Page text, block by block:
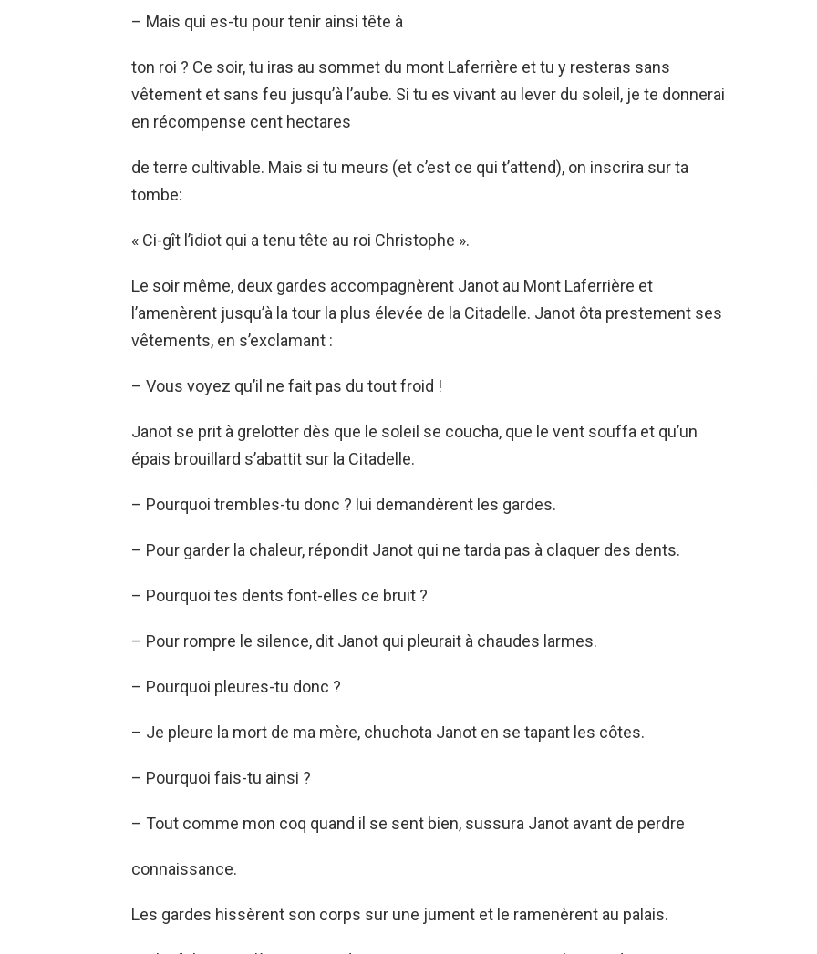
– Mais qui es-tu pour tenir ainsi tête à
ton roi ? Ce soir, tu iras au sommet du mont Laferrière et tu y resteras sans
vêtement et sans feu jusqu’à l’aube. Si tu es vivant au lever du soleil, je te donnerai
en récompense cent hectares
de terre cultivable. Mais si tu meurs (et c’est ce qui t’attend), on inscrira sur ta
tombe:
« Ci-gît l’idiot qui a tenu tête au roi Christophe ».
Le soir même, deux gardes accompagnèrent Janot au Mont Laferrière et
l’amenèrent jusqu’à la tour la plus élevée de la Citadelle. Janot ôta prestement ses
vêtements, en s’exclamant :
– Vous voyez qu’il ne fait pas du tout froid !
Janot se prit à grelotter dès que le soleil se coucha, que le vent souffa et qu’un
épais brouillard s’abattit sur la Citadelle.
– Pourquoi trembles-tu donc ? lui demandèrent les gardes.
– Pour garder la chaleur, répondit Janot qui ne tarda pas à claquer des dents.
– Pourquoi tes dents font-elles ce bruit ?
– Pour rompre le silence, dit Janot qui pleurait à chaudes larmes.
– Pourquoi pleures-tu donc ?
– Je pleure la mort de ma mère, chuchota Janot en se tapant les côtes.
– Pourquoi fais-tu ainsi ?
– Tout comme mon coq quand il se sent bien, sussura Janot avant de perdre
connaissance.
Les gardes hissèrent son corps sur une jument et le ramenèrent au palais.